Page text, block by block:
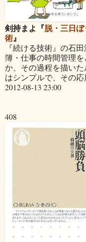
剣持まよ『脱・三日
術』
『続ける技術』の石
簿・仕事の時間管理
か、その過程を描い
はシンプルで、その
2012-08-13 23:00
408